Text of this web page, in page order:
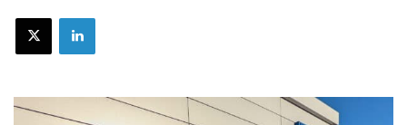
X Linkedin